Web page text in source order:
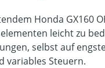
Honda GX160
leicht zu
selbst auf
variables Steuern.